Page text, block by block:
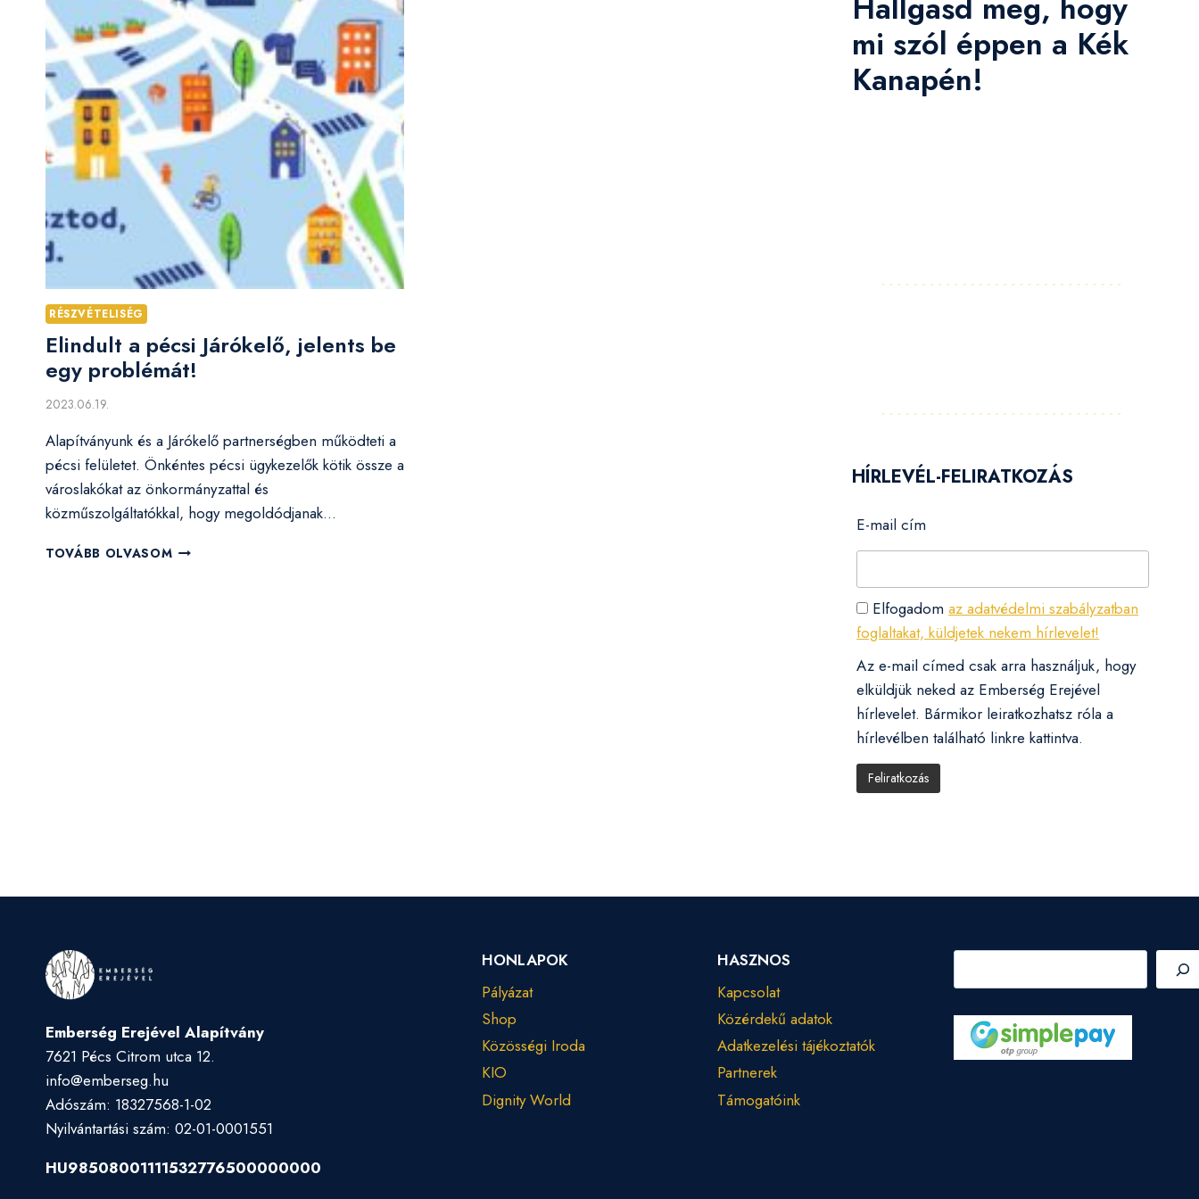
RÉSZVÉTELISÉG
Elindult a pécsi Járókelő, jelents be
egy problémát!
2023.06.19.
Alapítványunk és a Járókelő partnerségben működteti a
pécsi felületet. Önkéntes pécsi ügykezelők kötik össze a
városlakókat az önkormányzattal és
közműszolgáltatókkal, hogy megoldódjanak…
TOVÁBB OLVASOM ELINDULT
mi szól éppen a Kék
Kanapén!
HÍRLEVÉL-FELIRATKOZÁS
E-mail cím
Elfogadomaz adatvédelmi szabályzatban
foglaltakat, küldjetek nekem hírlevelet!
Az e-mail címed csak arra használjuk, hogy
elküldjük neked az Emberség Erejével
hírlevelet. Bármikor leiratkozhatsz róla a
hírlevélben található linkre kattintva.
Emberség Erejével Alapítvány
7621 Pécs Citrom utca 12.
info@emberseg.hu
Adószám: 18327568-1-02
Nyilvántartási szám: 02-01-0001551
HU98508001111532776500000000
HONLAPOK
Pályázat
Shop
Közösségi Iroda
KIO
Dignity World
HASZNOS
Kapcsolat
Közérdekű adatok
Adatkezelési tájékoztatók
Partnerek
Támogatóink